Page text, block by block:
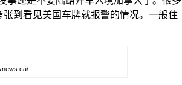
到看见美国车牌就报警的情况。一般住